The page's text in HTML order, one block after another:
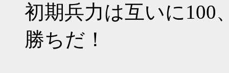
初期兵力は互いに100
勝ちだ！